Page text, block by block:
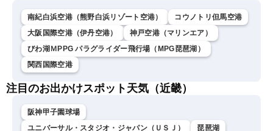
南紀白浜空港（熊野白浜リゾート空港）
コウノトリ但馬空港
大阪国際空港（伊丹空港）
神戸空港（マリンエア）
びわ湖ＭPPG パラグライダー飛行場（MPG琵琶湖）
関西国際空港
注目のお出かけスポット天気（近畿）
阪神甲子園球場
ユニバーサル・スタジオ・ジャパン（ＵＳＪ）
琵琶湖